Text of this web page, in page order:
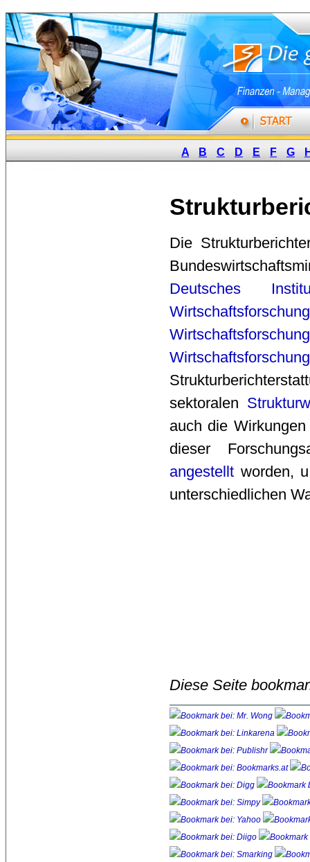
A B C D E F G
Die
Deutsches
Wirtschaftsforschung
Wirtschaftsforschung
Wirtschaftsforschung
sektoralen
auch die
dieser
angestellt worden,
unterschiedlichen
Diese Seite